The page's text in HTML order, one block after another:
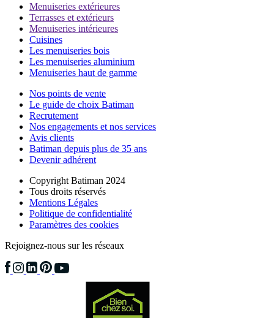
Menuiseries extérieures
Terrasses et extérieurs
Menuiseries intérieures
Cuisines
Les menuiseries bois
Les menuiseries aluminium
Menuiseries haut de gamme
Nos points de vente
Le guide de choix Batiman
Recrutement
Nos engagements et nos services
Avis clients
Batiman depuis plus de 35 ans
Devenir adhérent
Copyright Batiman 2024
Tous droits réservés
Mentions Légales
Politique de confidentialité
Paramètres des cookies
Rejoignez-nous sur les réseaux